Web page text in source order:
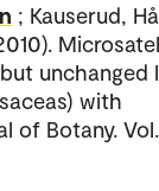
; Kauserud,
unchanged
with
of Botany.